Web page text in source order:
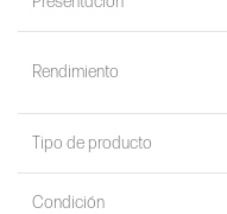
Rendimiento
Tipo de producto
Condición